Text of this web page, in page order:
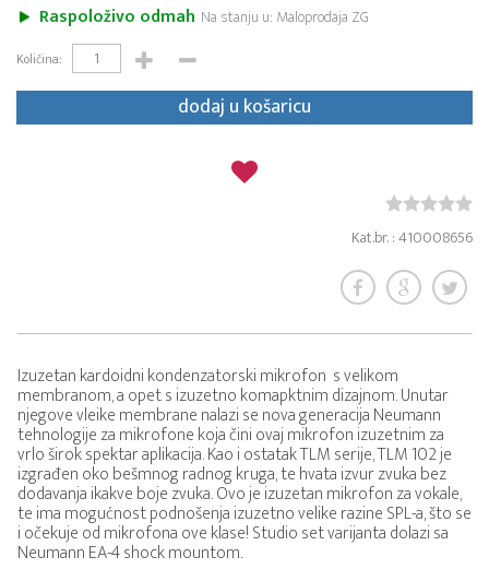
Raspoloživo odmah Na stanju u: Maloprodaja ZG
Količina:
dodaj u košaricu
Kat.br. : 410008656
Izuzetan kardoidni kondenzatorski mikrofon s velikom
membranom, a opet s izuzetno komapktnim dizajnom. Unutar
njegove vleike membrane nalazi se nova generacija Neumann
tehnologije za mikrofone koja čini ovaj mikrofon izuzetnim za
vrlo širok spektar aplikacija. Kao i ostatak TLM serije, TLM 102 je
izgrađen oko bešmnog radnog kruga, te hvata izvur zvuka bez
dodavanja ikakve boje zvuka. Ovo je izuzetan mikrofon za vokale,
te ima mogućnost podnošenja izuzetno velike razine SPL-a, što se
i očekuje od mikrofona ove klase! Studio set varijanta dolazi sa
Neumann EA-4 shock mountom.